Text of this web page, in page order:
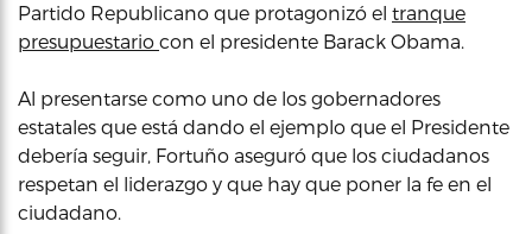
Partido Republicano que protagonizó el tranque
presupuestario con el presidente Barack Obama.
Al presentarse como uno de los gobernadores
estatales que está dando el ejemplo que el Presidente
debería seguir, Fortuño aseguró que los ciudadanos
respetan el liderazgo y que hay que poner la fe en el
ciudadano.